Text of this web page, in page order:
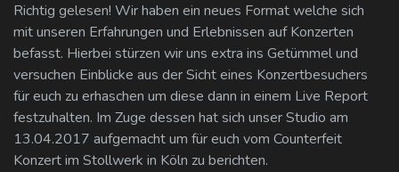
Richtig gelesen! Wir haben ein neues Format welche sich
mit unseren Erfahrungen und Erlebnissen auf Konzerten
befasst. Hierbei stürzen wir uns extra ins Getümmel und
versuchen Einblicke aus der Sicht eines Konzertbesuchers
für euch zu erhaschen um diese dann in einem Live Report
festzuhalten. Im Zuge dessen hat sich unser Studio am
13.04.2017 aufgemacht um für euch vom Counterfeit
Konzert im Stollwerk in Köln zu berichten.